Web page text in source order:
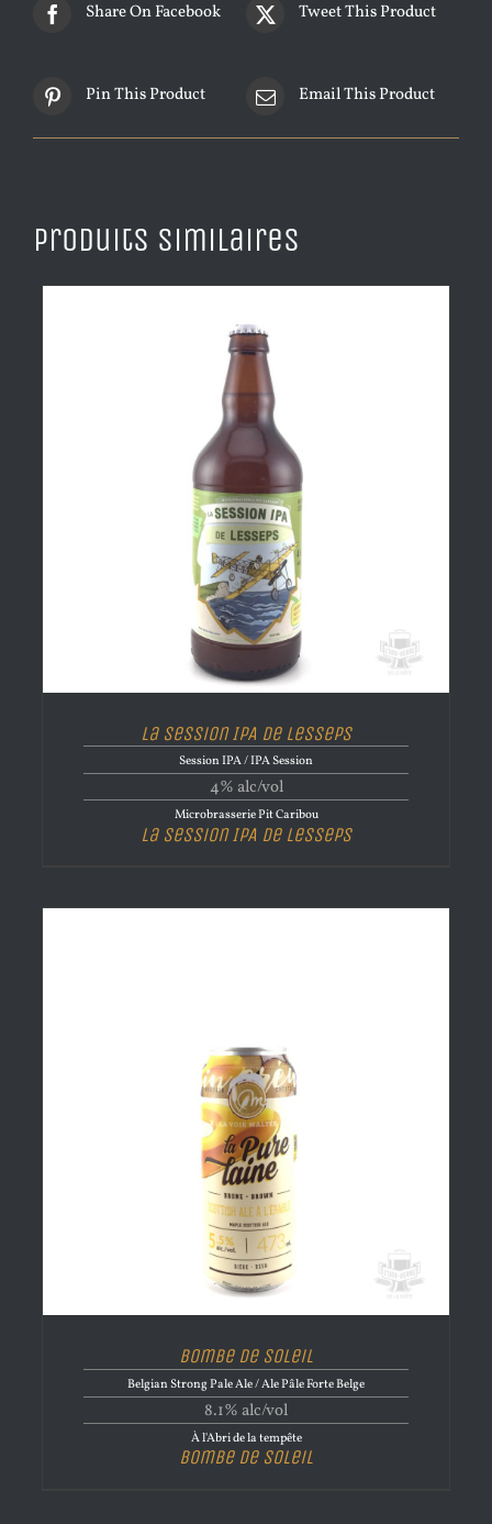
Share On Facebook Tweet This Product
Pin This Product Email This Product
Produits similaires
La Session IPA de Lesseps
Session IPA / IPA Session
4% alc/vol
Microbrasserie Pit Caribou
La Session IPA de Lesseps
Bombe de Soleil
Belgian Strong Pale Ale / Ale Pâle Forte Belge
8.1% alc/vol
À l'Abri de la tempête
Bombe de Soleil